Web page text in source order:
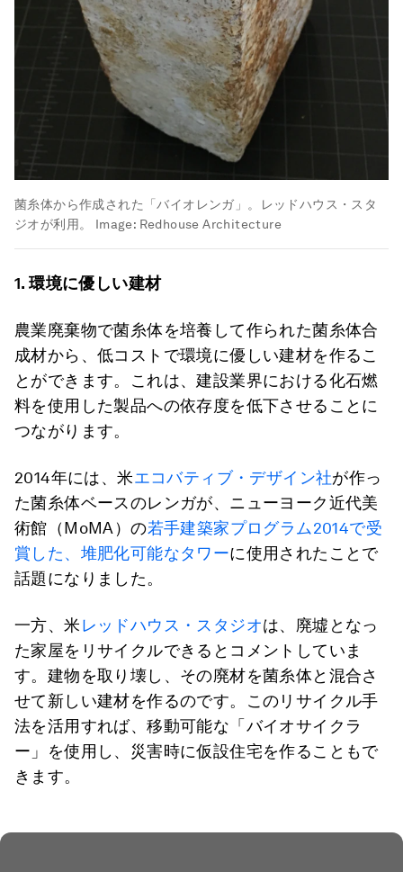
菌糸体から作成された「バイオレンガ」。レッドハウス・スタ
ジオが利用。
Image: Redhouse Architecture
1.環境に優しい建材
農業廃棄物で菌糸体を培養して作られた菌糸体合
成材から、低コストで環境に優しい建材を作るこ
とができます。これは、建設業界における化石燃
料を使用した製品への依存度を低下させることに
つながります。
2014年には、米エコバティブ・デザイン社が作っ
た菌糸体ベースのレンガが、ニューヨーク近代美
術館（MoMA）の若手建築家プログラム2014で受
賞した、堆肥化可能なタワーに使用されたことで
話題になりました。
一方、米レッドハウス・スタジオは、廃墟となっ
た家屋をリサイクルできるとコメントしていま
す。建物を取り壊し、その廃材を菌糸体と混合さ
せて新しい建材を作るのです。このリサイクル手
法を活用すれば、移動可能な「バイオサイクラ
ー」を使用し、災害時に仮設住宅を作ることもで
きます。